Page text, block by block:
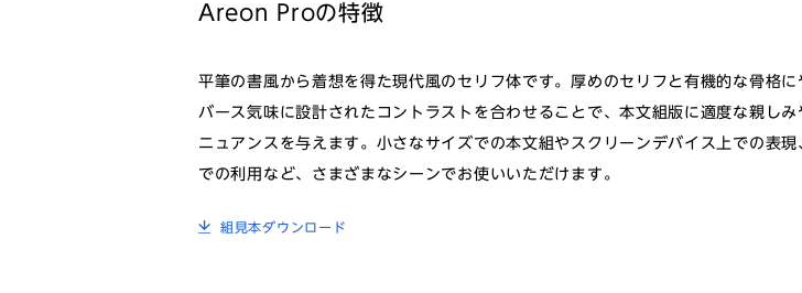
Areon Proの特徴
平筆の書風から着想を得た現代風のセリフ体です。厚めのセリフと有機的な骨格に
バース気味に設計されたコントラストを合わせることで、本文組版に適度な親しみ
ニュアンスを与えます。小さなサイズでの本文組やスクリーンデバイス上での表現
での利用など、さまざまなシーンでお使いいただけます。
組見本ダウンロード